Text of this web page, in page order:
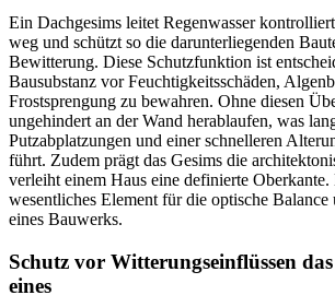
Ein Dachgesims leitet Regenwasser
weg und schützt so die darunterliegenden
Bewitterung. Diese Schutzfunktion ist
Bausubstanz vor Feuchtigkeitsschäden,
Frostsprengung zu bewahren. Ohne diesen
ungehindert an der Wand herablaufen, was
Putzabplatzungen und einer schnelleren
führt. Zudem prägt das Gesims die
verleiht einem Haus eine definierte Oberkante.
wesentliches Element für die optische Balance
eines Bauwerks.
Schutz vor Witterungseinflüssen
eines